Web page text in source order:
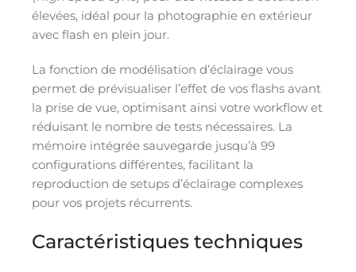
élevées, idéal pour la photographie en extérieur
avec flash en plein jour.
La fonction de modélisation d’éclairage vous
permet de prévisualiser l’effet de vos flashs avant
la prise de vue, optimisant ainsi votre workflow et
réduisant le nombre de tests nécessaires. La
mémoire intégrée sauvegarde jusqu’à 99
configurations différentes, facilitant la
reproduction de setups d’éclairage complexes
pour vos projets récurrents.
Caractéristiques techniques